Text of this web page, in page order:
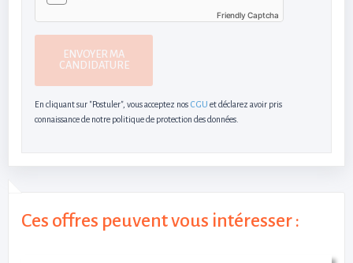
Friendly Captcha
ENVOYER MA
CANDIDATURE
En cliquant sur "Postuler", vous acceptez nos CGU et déclarez avoir pris
connaissance de notre politique de protection des données.
Ces offres peuvent vous intéresser :